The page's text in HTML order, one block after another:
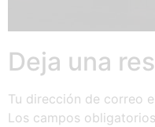
Deja una
Tu dirección de correo
Los campos